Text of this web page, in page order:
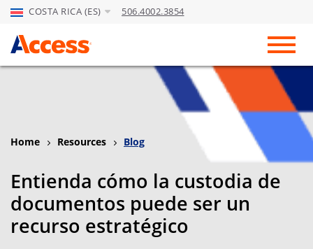
Skip to Main Content
COSTA RICA (ES) 506.4002.3854
Home Resources Blog
Entienda cómo la custodia de
documentos puede ser un
recurso estratégico